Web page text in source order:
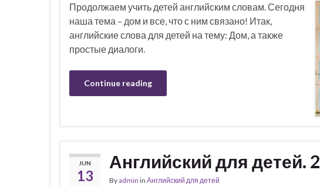
Продолжаем учить детей английским словам. Сегодня
наша тема – дом и все, что с ним связано! Итак,
английские слова для детей на тему: Дом, а также
простые диалоги.
Continue reading
JUN
13
Английский для детей. 2
Byadmin in Английский для детей